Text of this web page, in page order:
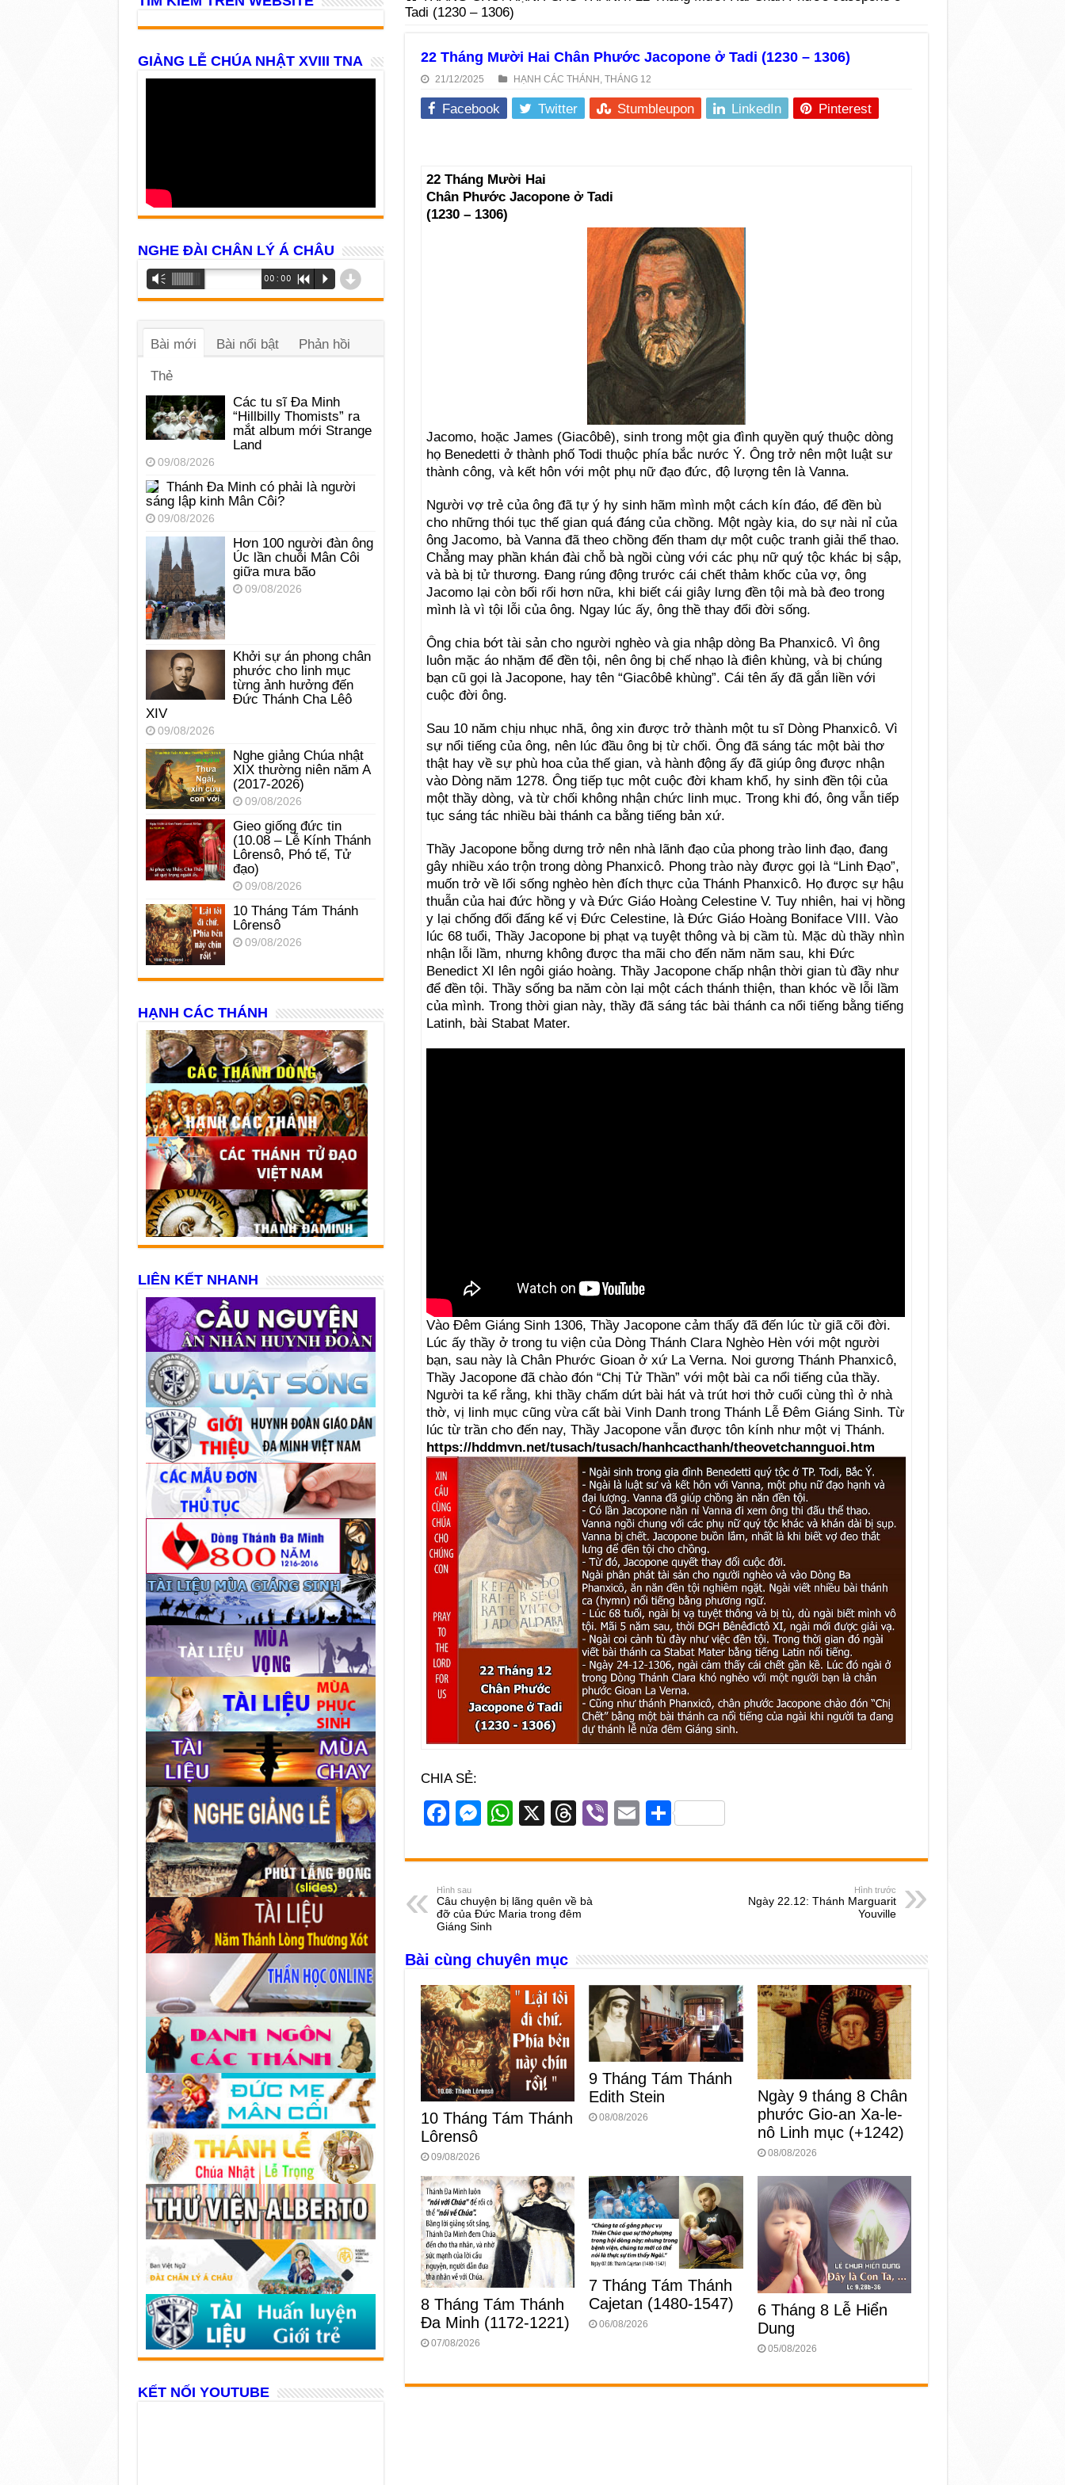
Tadi (1230 – 1306)
22 Tháng Mười Hai Chân Phước Jacopone ở Tadi (1230 – 1306)
21/12/2025 HẠNH CÁC THÁNH , THÁNG 12
Facebook Twitter Stumbleupon LinkedIn Pinterest
22 Tháng Mười Hai
Chân Phước Jacopone ở Tadi
(1230 – 1306)
Jacomo, hoặc James (Giacôbê), sinh trong một gia đình quyền quý thuộc dòng
họ Benedetti ở thành phố Todi thuộc phía bắc nước Ý. Ông trở nên một luật sư
thành công, và kết hôn với một phụ nữ đạo đức, độ lượng tên là Vanna.
Người vợ trẻ của ông đã tự ý hy sinh hãm mình một cách kín đáo, để đền bù
cho những thói tục thế gian quá đáng của chồng. Một ngày kia, do sự nài nỉ của
ông Jacomo, bà Vanna đã theo chồng đến tham dự một cuộc tranh giải thể thao.
Chẳng may phần khán đài chỗ bà ngồi cùng với các phụ nữ quý tộc khác bị sập,
và bà bị tử thương. Ðang rúng động trước cái chết thảm khốc của vợ, ông
Jacomo lại còn bối rối hơn nữa, khi biết cái giây lưng đền tội mà bà đeo trong
mình là vì tội lỗi của ông. Ngay lúc ấy, ông thề thay đổi đời sống.
Ông chia bớt tài sản cho người nghèo và gia nhập dòng Ba Phanxicô. Vì ông
luôn mặc áo nhặm để đền tội, nên ông bị chế nhạo là điên khùng, và bị chúng
bạn cũ gọi là Jacopone, hay tên “Giacôbê khùng”. Cái tên ấy đã gắn liền với
cuộc đời ông.
Sau 10 năm chịu nhục nhã, ông xin được trở thành một tu sĩ Dòng Phanxicô. Vì
sự nổi tiếng của ông, nên lúc đầu ông bị từ chối. Ông đã sáng tác một bài thơ
thật hay về sự phù hoa của thế gian, và hành động ấy đã giúp ông được nhận
vào Dòng năm 1278. Ông tiếp tục một cuộc đời kham khổ, hy sinh đền tội của
một thầy dòng, và từ chối không nhận chức linh mục. Trong khi đó, ông vẫn tiếp
tục sáng tác nhiều bài thánh ca bằng tiếng bản xứ.
Thầy Jacopone bỗng dưng trở nên nhà lãnh đạo của phong trào linh đạo, đang
gây nhiều xáo trộn trong dòng Phanxicô. Phong trào này được gọi là “Linh Ðạo”,
muốn trở về lối sống nghèo hèn đích thực của Thánh Phanxicô. Họ được sự hậu
thuẫn của hai đức hồng y và Ðức Giáo Hoàng Celestine V. Tuy nhiên, hai vị hồng
y lại chống đối đấng kế vị Ðức Celestine, là Ðức Giáo Hoàng Boniface VIII. Vào
lúc 68 tuổi, Thầy Jacopone bị phạt vạ tuyệt thông và bị cầm tù. Mặc dù thầy nhìn
nhận lỗi lầm, nhưng không được tha mãi cho đến năm năm sau, khi Ðức
Benedict XI lên ngôi giáo hoàng. Thầy Jacopone chấp nhận thời gian tù đầy như
để đền tội. Thầy sống ba năm còn lại một cách thánh thiện, than khóc về lỗi lầm
của mình. Trong thời gian này, thầy đã sáng tác bài thánh ca nổi tiếng bằng tiếng
Latinh, bài Stabat Mater.
Vào Ðêm Giáng Sinh 1306, Thầy Jacopone cảm thấy đã đến lúc từ giã cõi đời.
Lúc ấy thầy ở trong tu viện của Dòng Thánh Clara Nghèo Hèn với một người
bạn, sau này là Chân Phước Gioan ở xứ La Verna. Noi gương Thánh Phanxicô,
Thầy Jacopone đã chào đón “Chị Tử Thần” với một bài ca nổi tiếng của thầy.
Người ta kể rằng, khi thầy chấm dứt bài hát và trút hơi thở cuối cùng thì ở nhà
thờ, vị linh mục cũng vừa cất bài Vinh Danh trong Thánh Lễ Ðêm Giáng Sinh. Từ
lúc từ trần cho đến nay, Thầy Jacopone vẫn được tôn kính như một vị Thánh.
https://hddmvn.net/tusach/tusach/hanhcacthanh/theovetchannguoi.htm
CHIA SẺ:
F
c
e
b
o
o
k
M
ss
n
g
er
W
at
A
p
X T
e
d
Vi
er
E
ail
S
ar
Hình sau
Câu chuyện bị lãng quên về bà
đỡ của Đức Maria trong đêm
Giáng Sinh
Hình trước
Ngày 22.12: Thánh Marguarit
Youville
Bài cùng chuyên mục
10 Tháng Tám Thánh
Lôrensô
09/08/2026
9 Tháng Tám Thánh
Edith Stein
08/08/2026
Ngày 9 tháng 8 Chân
phước Gio-an Xa-le-
nô Linh mục (+1242)
08/08/2026
8 Tháng Tám Thánh
Ða Minh (1172-1221)
07/08/2026
7 Tháng Tám Thánh
Cajetan (1480-1547)
06/08/2026
6 Tháng 8 Lễ Hiển
Dung
05/08/2026
GIẢNG LỄ CHÚA NHẬT XVIII TNA
NGHE ĐÀI CHÂN LÝ Á CHÂU
Trình
phát
âm
Vm 00:00 R P d
Bài mới Bài nổi bật Phản hồi
Thẻ
Các tu sĩ Đa Minh
“Hillbilly Thomists” ra
mắt album mới Strange
Land
09/08/2026
Thánh Đa Minh có phải là người
sáng lập kinh Mân Côi?
09/08/2026
Hơn 100 người đàn ông
Úc lần chuỗi Mân Côi
giữa mưa bão
09/08/2026
Khởi sự án phong chân
phước cho linh mục
từng ảnh hưởng đến
Đức Thánh Cha Lêô
XIV
09/08/2026
Nghe giảng Chúa nhật
XIX thường niên năm A
(2017-2026)
09/08/2026
Gieo giống đức tin
(10.08 – Lễ Kính Thánh
Lôrensô, Phó tế, Tử
đạo)
09/08/2026
10 Tháng Tám Thánh
Lôrensô
09/08/2026
HẠNH CÁC THÁNH
LIÊN KẾT NHANH
KẾT NỐI YOUTUBE